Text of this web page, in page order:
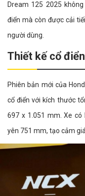
Dream 125 2025
điển mà còn được cải
người dùng.
Thiết kế cổ
Phiên bản mới của
cổ điển với kích thước
697 x 1.051 mm. Xe
yên 751 mm, tạo cảm